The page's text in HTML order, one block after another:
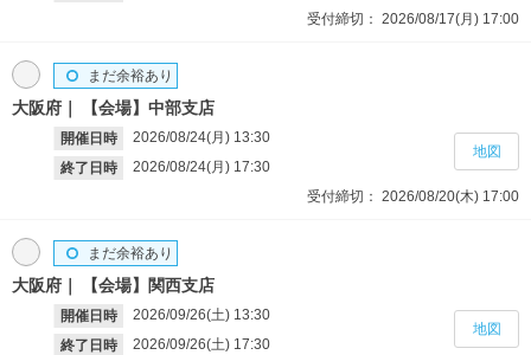
受付締切： 2026/08/17(月) 17:00
大阪府 【会場】中部支店
開催日時 2026/08/24(月) 13:30
終了日時
2026/08/24(月) 17:30
まだ余裕あり
受付締切： 2026/08/20(木) 17:00
地図
大阪府 【会場】関西支店
開催日時 2026/09/26(土) 13:30
終了日時
2026/09/26(土) 17:30
まだ余裕あり
地図